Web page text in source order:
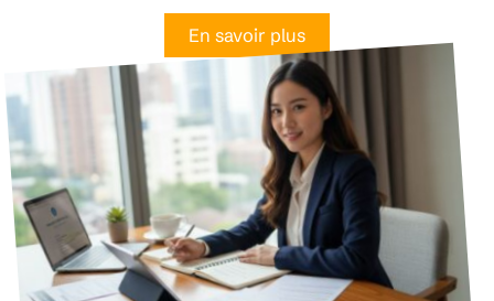
En savoir plus